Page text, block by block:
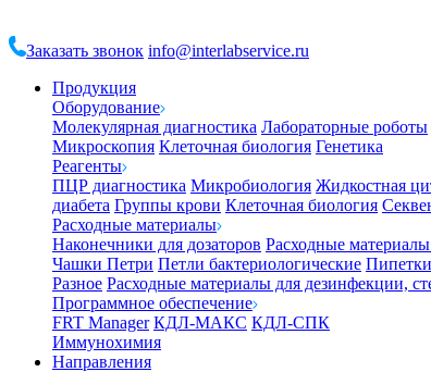
Заказать звонок info@interlabservice.ru
Продукция
Оборудование
Молекулярная диагностика Лабораторные роботы
Микроскопия Клеточная биология Генетика
Реагенты
ПЦР диагностика Микробиология Жидкостная
диабета Группы крови Клеточная биология
Расходные материалы
Наконечники для дозаторов Расходные
Чашки Петри Петли бактериологические
Разное Расходные материалы для дезинфекции,
Программное обеспечение
FRT Manager КДЛ-МАКС КДЛ-СПК
Иммунохимия
Направления